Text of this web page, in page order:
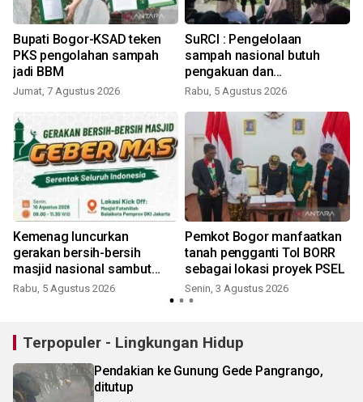
Bupati Bogor-KSAD teken
PKS pengolahan sampah
jadi BBM
Jumat, 7 Agustus 2026
SuRCI : Pengelolaan
sampah nasional butuh
pengakuan dan
perlindungan bagi pemulung
Rabu, 5 Agustus 2026
Kemenag luncurkan
gerakan bersih-bersih
masjid nasional sambut
HUT ke-81 RI
Rabu, 5 Agustus 2026
Pemkot Bogor manfaatkan
tanah pengganti Tol BORR
sebagai lokasi proyek PSEL
Senin, 3 Agustus 2026
Terpopuler - Lingkungan Hidup
Pendakian ke Gunung Gede Pangrango,
ditutup